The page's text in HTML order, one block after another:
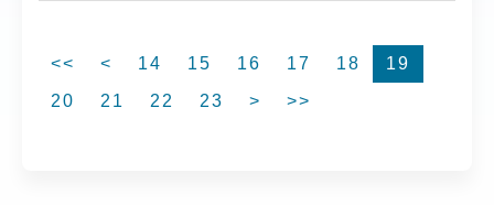
<< < 14 15 16 17 18
19
20
21 22 23 > >>